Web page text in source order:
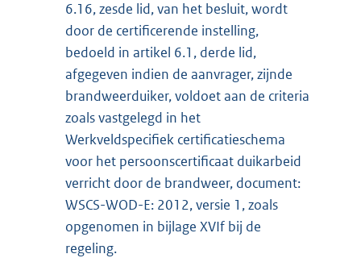
6.16, zesde lid, van het besluit, wordt
door de certificerende instelling,
bedoeld in artikel 6.1, derde lid,
afgegeven indien de aanvrager, zijnde
brandweerduiker, voldoet aan de criteria
zoals vastgelegd in het
Werkveldspecifiek certificatieschema
voor het persoonscertificaat duikarbeid
verricht door de brandweer, document:
WSCS-WOD-E: 2012, versie 1, zoals
opgenomen in bijlage XVIf bij de
regeling.